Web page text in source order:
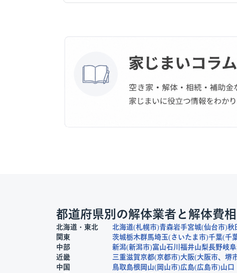
都道府県別の解体業者と解体費
北海道・東北 北海道 札幌市 青森岩手宮城 仙台市 秋
関東
茨城栃木群馬埼玉 さいたま市 千葉 千
中部
新潟 新潟市 富山石川 福井山梨長野岐阜
近畿
三重滋賀京都 京都市 大阪 大阪市 堺
中国
鳥取島根 岡山 岡山市 広島 広島市 山口